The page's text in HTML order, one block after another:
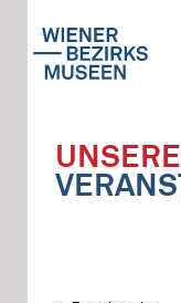
UNSERE